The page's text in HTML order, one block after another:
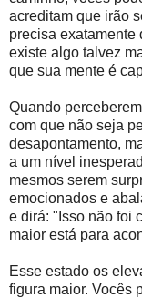
acreditam que irão
precisa exatamente
existe algo talvez
que sua mente é
Quando
com que não seja
desapontamento,
a um nível
mesmos serem
emocionados e
e dirá: "Isso não foi
maior está para
Esse estado os
figura maior. Vocês